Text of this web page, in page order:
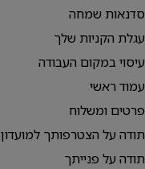
סדנאות שמחה
עגלת הקניות שלך
עיסוי במקום העבודה
עמוד ראשי
פרטים ומשלוח
תודה על הצטרפותך למועדון
תודה על פנייתך